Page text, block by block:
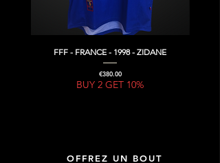
FFF - FRANCE - 1998 - ZIDANE
Price
€380.00
BUY 2 GET 10%
OFFREZ UN BOUT